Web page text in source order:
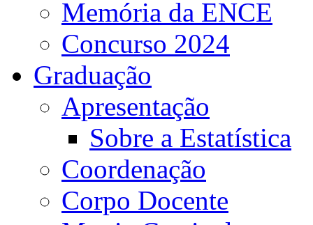
Memória da ENCE
Concurso 2024
Graduação
Apresentação
Sobre a Estatística
Coordenação
Corpo Docente